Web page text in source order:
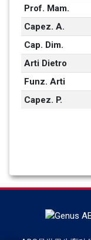
Prof. Mam.
Capez. A.
Cap. Dim.
Arti Dietro
Funz. Arti
Capez. P.